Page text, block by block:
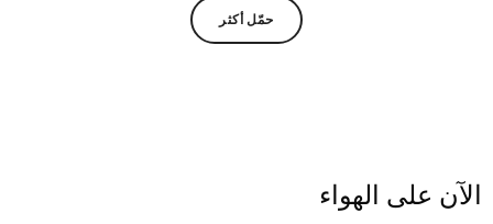
حمّل أكثر
الآن على الهواء